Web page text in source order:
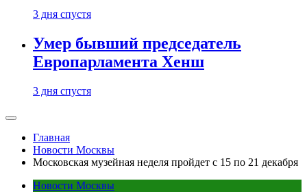
3 дня спустя
Умер бывший председатель
Европарламента Хенш
3 дня спустя
Главная
Новости Москвы
Московская музейная неделя пройдет с 15 по 21 декабря
Новости Москвы